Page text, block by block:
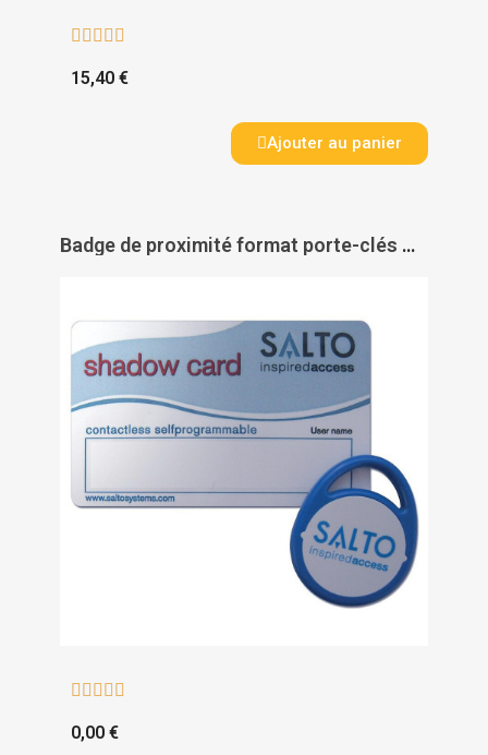
    
15,40 €
Ajouter au panier
Badge de proximité format porte-clés Mifare + carte d'effacement pour contrôle d'accès Salto - SALTO
    
0,00 €